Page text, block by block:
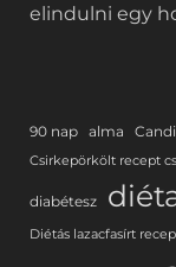
elindulni egy
90 nap alma
Csirkepörkölt recept
diabétesz
Diétás lazacfasírt